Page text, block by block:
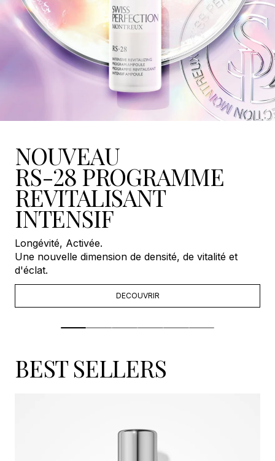
NOUVEAU
RS-28 PROGRAMME
REVITALISANT
INTENSIF
Longévité, Activée.
Une nouvelle dimension de densité, de vitalité et
d'éclat.
DECOUVRIR
BEST SELLERS